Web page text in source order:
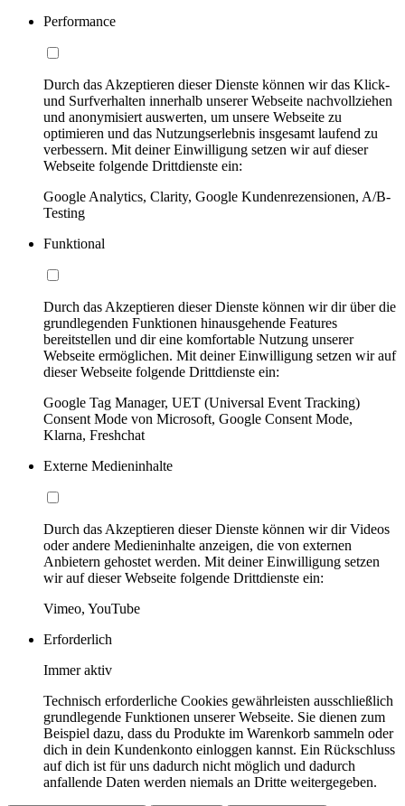
Performance
Durch das Akzeptieren dieser Dienste können wir das Klick-
und Surfverhalten innerhalb unserer Webseite nachvollziehen
und anonymisiert auswerten, um unsere Webseite zu
optimieren und das Nutzungserlebnis insgesamt laufend zu
verbessern. Mit deiner Einwilligung setzen wir auf dieser
Webseite folgende Drittdienste ein:
Google Analytics, Clarity, Google Kundenrezensionen, A/B-
Testing
Funktional
Durch das Akzeptieren dieser Dienste können wir dir über die
grundlegenden Funktionen hinausgehende Features
bereitstellen und dir eine komfortable Nutzung unserer
Webseite ermöglichen. Mit deiner Einwilligung setzen wir auf
dieser Webseite folgende Drittdienste ein:
Google Tag Manager, UET (Universal Event Tracking)
Consent Mode von Microsoft, Google Consent Mode,
Klarna, Freshchat
Externe Medieninhalte
Durch das Akzeptieren dieser Dienste können wir dir Videos
oder andere Medieninhalte anzeigen, die von externen
Anbietern gehostet werden. Mit deiner Einwilligung setzen
wir auf dieser Webseite folgende Drittdienste ein:
Vimeo, YouTube
Erforderlich
Immer aktiv
Technisch erforderliche Cookies gewährleisten ausschließlich
grundlegende Funktionen unserer Webseite. Sie dienen zum
Beispiel dazu, dass du Produkte im Warenkorb sammeln oder
dich in dein Kundenkonto einloggen kannst. Ein Rückschluss
auf dich ist für uns dadurch nicht möglich und dadurch
anfallende Daten werden niemals an Dritte weitergegeben.